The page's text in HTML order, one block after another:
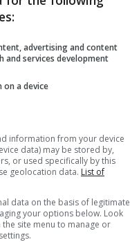
episodi, ma al
commento:
affrontato la
avere grinta. È
League.
non vediamo
advertising and content
and services development
a device
information from your device
data) may be stored by,
or used specifically by this
geolocation data. List of
data on the basis of legitimate
your options below. Look
site menu to manage or